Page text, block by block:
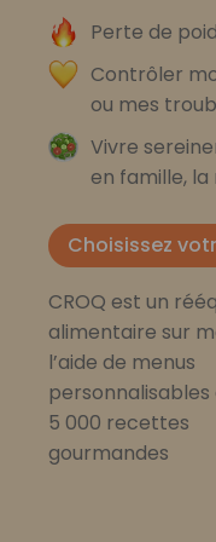
Perte de
Contrôler
ou mes
Vivre
en famille,
Choisissez
CROQ est un
alimentaire sur
l’aide de menus
personnalisables
5 000 recettes
gourmandes